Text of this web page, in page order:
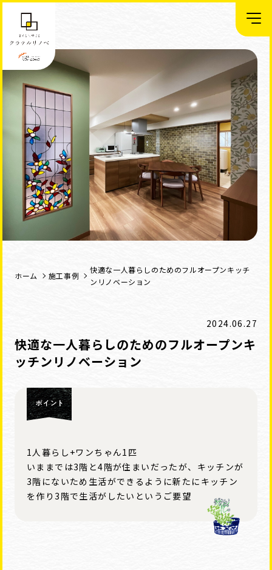
ホーム 施工事例
快適な一人暮らしのためのフルオープンキッチ
ンリノベーション
快適な一人暮らしのためのフルオープンキ
ッチンリノベーション
2024.06.27
1人暮らし+ワンちゃん1匹
いままでは3階と4階が住まいだったが、キッチンが
3階にないため生活ができるように新たにキッチン
を作り3階で生活がしたいというご要望